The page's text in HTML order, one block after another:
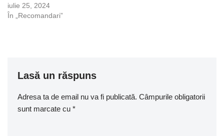
iulie 25, 2024
În „Recomandari”
Lasă un răspuns
Adresa ta de email nu va fi publicată. Câmpurile obligatorii
sunt marcate cu *